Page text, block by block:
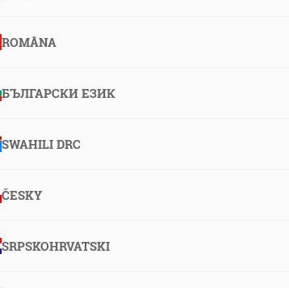
ROMÂNA
БЪЛГАРСКИ ЕЗИК
SWAHILI DRC
ČESKY
SRPSKOHRVATSKI